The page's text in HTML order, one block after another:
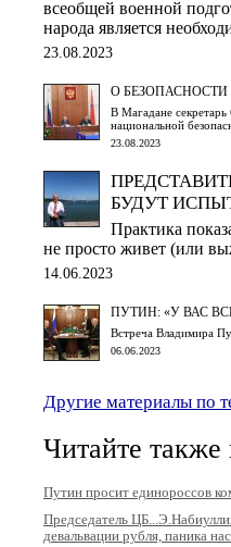
всеобщей военной
народа является
23.08.2023
О
В Магадане
национальной
23.08.2023
БУДУТ
Практика
не просто живет (или
14.06.2023
ПУТИН: «У ВАС
Встреча Владимира
06.06.2023
Другие материалы по
Читайте
Путин просит единороссов
Председатель
девальвации рубля, паника